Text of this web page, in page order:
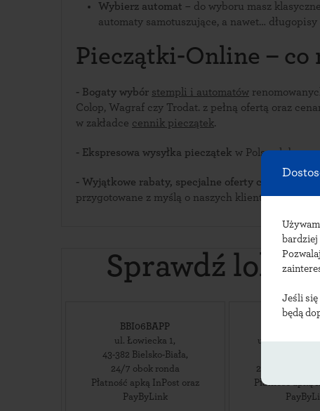
bardziej
Jeśli się
będą
Wybierz automat – do wyboru masz
automaty samotuszujące, a nawet… długopisy
Pieczątki-Online – co
- Bogaty wybór stempli i automatów
Colop, Wagraf czy Trodat. z pełną ofertą oraz
w zakładce cennik pieczątek.
- Ekspresowa wysyłka pieczątek w Polsce lub za
- Wyjątkowe rabaty, specjalne oferty cenowe i
przygotowane z myślą o naszych klientach.
Sprawdź
BBI06BAPP
ul. Łowiecka 1 ,
43-382 Bielsko-Biała,
24/7 obok ronda
Płatność apką InPost oraz
PayByLink
ul. Trzech
24/7 Parking
Płatność apką